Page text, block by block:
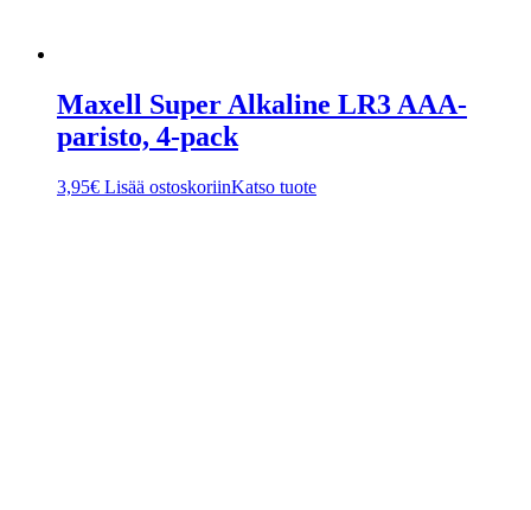
Maxell Super Alkaline LR3 AAA-
paristo, 4-pack
3,95€ Lisää ostoskoriinKatso tuote